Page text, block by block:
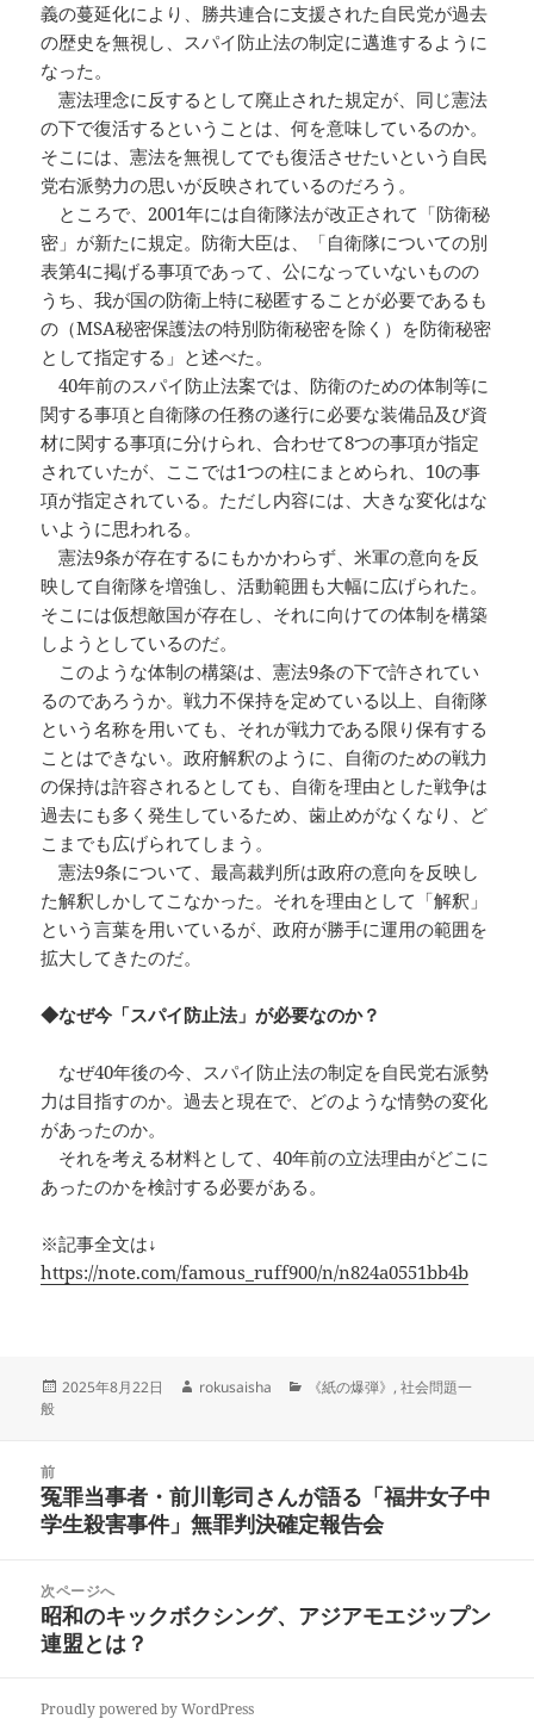
義の蔓延化により、勝共連合に支援された自民党が過去
の歴史を無視し、スパイ防止法の制定に邁進するように
なった。
憲法理念に反するとして廃止された規定が、同じ憲法
の下で復活するということは、何を意味しているのか。
そこには、憲法を無視してでも復活させたいという自民
党右派勢力の思いが反映されているのだろう。
ところで、2001年には自衛隊法が改正されて「防衛秘
密」が新たに規定。防衛大臣は、「自衛隊についての別
表第4に掲げる事項であって、公になっていないものの
うち、我が国の防衛上特に秘匿することが必要であるも
の（MSA秘密保護法の特別防衛秘密を除く）を防衛秘密
として指定する」と述べた。
40年前のスパイ防止法案では、防衛のための体制等に
関する事項と自衛隊の任務の遂行に必要な装備品及び資
材に関する事項に分けられ、合わせて8つの事項が指定
されていたが、ここでは1つの柱にまとめられ、10の事
項が指定されている。ただし内容には、大きな変化はな
いように思われる。
憲法9条が存在するにもかかわらず、米軍の意向を反
映して自衛隊を増強し、活動範囲も大幅に広げられた。
そこには仮想敵国が存在し、それに向けての体制を構築
しようとしているのだ。
このような体制の構築は、憲法9条の下で許されてい
るのであろうか。戦力不保持を定めている以上、自衛隊
という名称を用いても、それが戦力である限り保有する
ことはできない。政府解釈のように、自衛のための戦力
の保持は許容されるとしても、自衛を理由とした戦争は
過去にも多く発生しているため、歯止めがなくなり、ど
こまでも広げられてしまう。
憲法9条について、最高裁判所は政府の意向を反映し
た解釈しかしてこなかった。それを理由として「解釈」
という言葉を用いているが、政府が勝手に運用の範囲を
拡大してきたのだ。
◆なぜ今「スパイ防止法」が必要なのか？
なぜ40年後の今、スパイ防止法の制定を自民党右派勢
力は目指すのか。過去と現在で、どのような情勢の変化
があったのか。
それを考える材料として、40年前の立法理由がどこに
あったのかを検討する必要がある。
※記事全文は↓
https://note.com/famous_ruff900/n/n824a0551bb4b
投
2025年8月22日
作
rokusaisha
カ《紙の爆弾》 ,社会問題一
般
前
前
の
稿:
冤罪当事者・前川彰司さんが語る「福井女子中
学生殺害事件」無罪判決確定報告会
次ページへ
次
の
稿:
昭和のキックボクシング、アジアモエジップン
連盟とは？
Proudly powered by WordPress